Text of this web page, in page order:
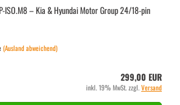
​ISO.M8 – Kia & Hyundai Motor Group 24/18-​pin
(Ausland abweichend)
299,00 EUR
inkl. 19% MwSt. zzgl.Versand